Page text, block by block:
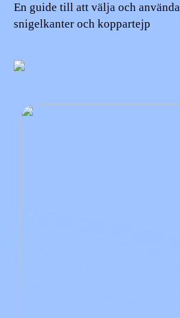
En guide till att välja och
snigelkanter och koppartejp